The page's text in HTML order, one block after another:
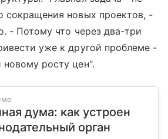
сокращения новых проектов, -
- Потому что через два-три
уже к другой проблеме -
росту цен".
дума: как устроен
орган